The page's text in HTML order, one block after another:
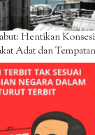
Hentikan
Adat dan Tempatan